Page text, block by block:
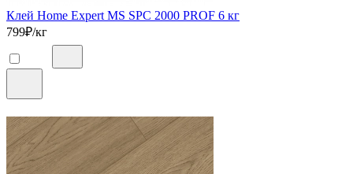
Клей Home Expert MS SPC 2000 PROF 6 кг
799₽/кг